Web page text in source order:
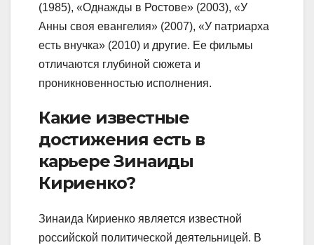
(1985), «Однажды в Ростове» (2003), «У
Анны своя евангелия» (2007), «У патриарха
есть внучка» (2010) и другие. Ее фильмы
отличаются глубиной сюжета и
проникновенностью исполнения.
Какие известные
достижения есть в
карьере Зинаиды
Кириенко?
Зинаида Кириенко является известной
российской политической деятельницей. В